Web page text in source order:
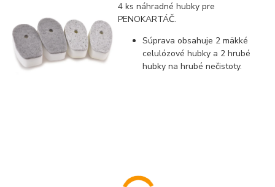
4 ks náhradné hubky pre
PENOKARTÁČ.
Súprava obsahuje 2 mäkké
celulózové hubky a 2 hrubé
hubky na hrubé nečistoty.